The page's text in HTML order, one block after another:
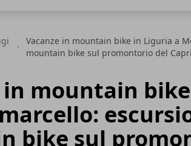
Vacanze in mountain bike in Liguria a
mountain bike sul promontorio del
in mountain
bike sul